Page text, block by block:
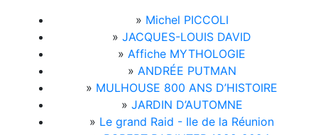
» Michel PICCOLI
» JACQUES-LOUIS DAVID
» Affiche MYTHOLOGIE
» ANDRÉE PUTMAN
» MULHOUSE 800 ANS D’HISTOIRE
» JARDIN D’AUTOMNE
» Le grand Raid - Ile de la Réunion